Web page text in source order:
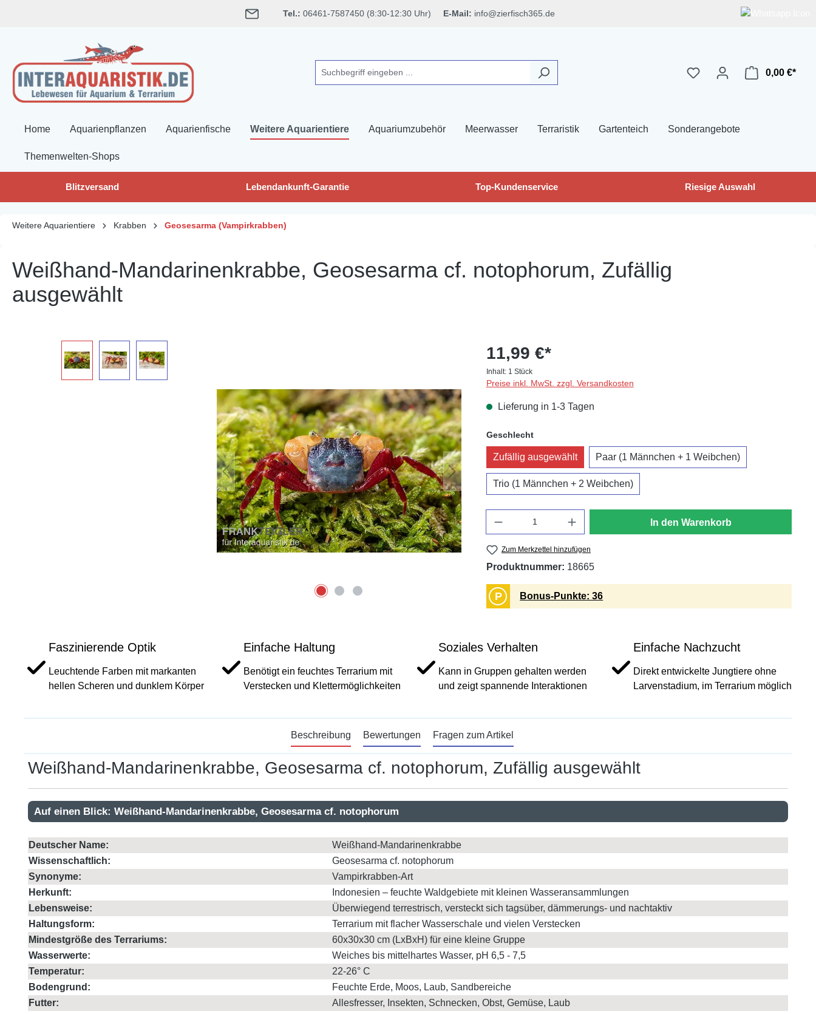
Tel.: 06461-7587450 (8:30-12:30 Uhr) E-Mail: info@zierfisch365.de
0,00 €*
Home Aquarienpflanzen Aquarienfische Weitere Aquarientiere Aquariumzubehör Meerwasser Terraristik Gartenteich Sonderangebote
Themenwelten-Shops
Blitzversand Lebendankunft-Garantie Top-Kundenservice Riesige Auswahl
Weitere Aquarientiere Krabben Geosesarma (Vampirkrabben)
Weißhand-Mandarinenkrabbe, Geosesarma cf. notophorum, Zufällig
ausgewählt
11,99 €*
Inhalt: 1 Stück
Preise inkl. MwSt. zzgl. Versandkosten
Lieferung in 1-3 Tagen
Geschlechtauswählen
Zufällig ausgewählt Paar (1 Männchen + 1 Weibchen)
Trio (1 Männchen + 2 Weibchen)
In den Warenkorb
Zum Merkzettel hinzufügen
Produktnummer: 18665
P Bonus-Punkte: 36
Faszinierende Optik
Leuchtende Farben mit markanten
hellen Scheren und dunklem Körper
Einfache Haltung
Benötigt ein feuchtes Terrarium mit
Verstecken und Klettermöglichkeiten
Soziales Verhalten
Kann in Gruppen gehalten werden
und zeigt spannende Interaktionen
Einfache Nachzucht
Direkt entwickelte Jungtiere ohne
Larvenstadium, im Terrarium möglich
Beschreibung Bewertungen Fragen zum Artikel
Weißhand-Mandarinenkrabbe, Geosesarma cf. notophorum, Zufällig ausgewählt
Auf einen Blick: Weißhand-Mandarinenkrabbe, Geosesarma cf. notophorum
Deutscher Name:
Weißhand-Mandarinenkrabbe
Wissenschaftlich:
Geosesarma cf. notophorum
Synonyme:
Vampirkrabben-Art
Herkunft:
Indonesien – feuchte Waldgebiete mit kleinen Wasseransammlungen
Lebensweise:
Überwiegend terrestrisch, versteckt sich tagsüber, dämmerungs- und nachtaktiv
Haltungsform:
Terrarium mit flacher Wasserschale und vielen Verstecken
Mindestgröße des Terrariums:
60x30x30 cm (LxBxH) für eine kleine Gruppe
Wasserwerte:
Weiches bis mittelhartes Wasser, pH 6,5 - 7,5
Temperatur:
22-26° C
Bodengrund:
Feuchte Erde, Moos, Laub, Sandbereiche
Futter:
Allesfresser, Insekten, Schnecken, Obst, Gemüse, Laub